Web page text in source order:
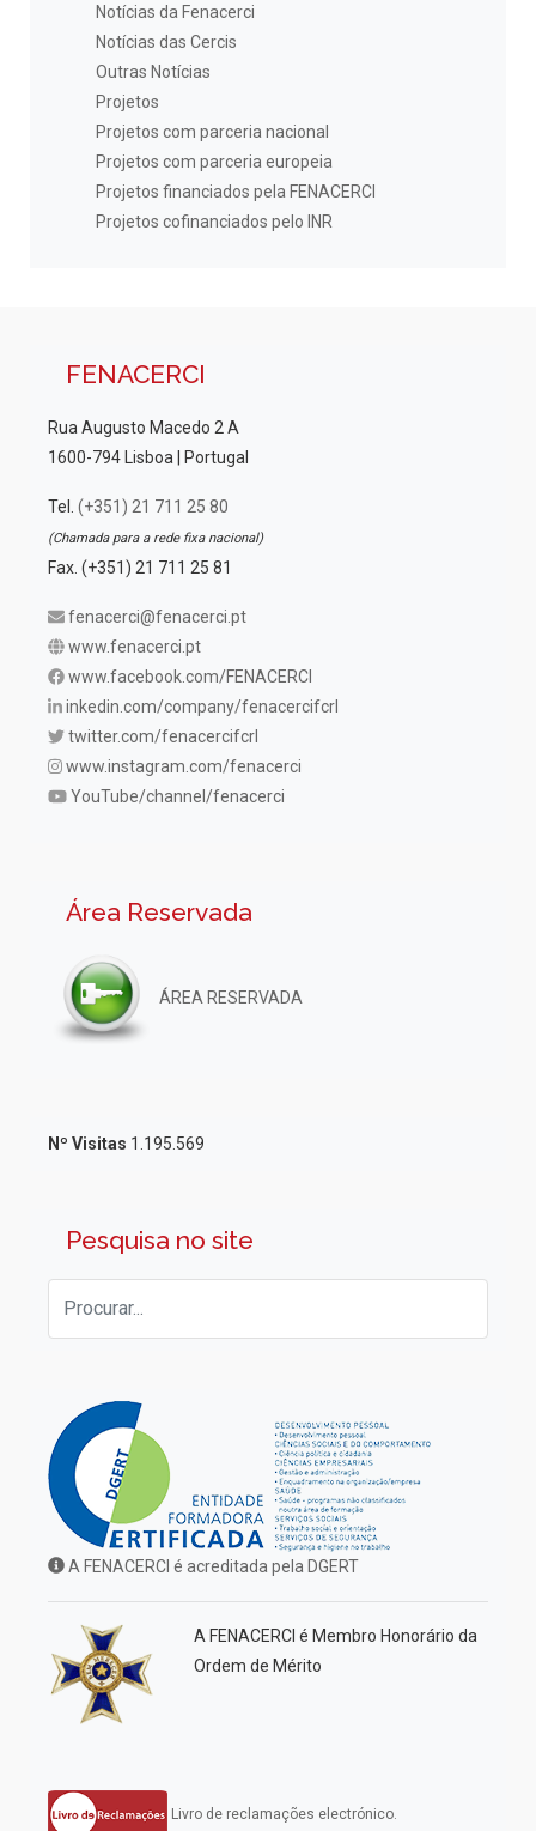
Notícias da Fenacerci
Notícias das Cercis
Outras Notícias
Projetos
Projetos com parceria nacional
Projetos com parceria europeia
Projetos financiados pela FENACERCI
Projetos cofinanciados pelo INR
FENACERCI
Rua Augusto Macedo 2 A
1600-794 Lisboa | Portugal
Tel. (+351) 21 711 25 80
(Chamada para a rede fixa nacional)
Fax. (+351) 21 711 25 81
fenacerci@fenacerci.pt
www.fenacerci.pt
www.facebook.com/FENACERCI
inkedin.com/company/fenacercifcrl
twitter.com/fenacercifcrl
www.instagram.com/fenacerci
YouTube/channel/fenacerci
Área Reservada
ÁREA RESERVADA
Nº Visitas 1.195.569
Pesquisa no site
A FENACERCI é acreditada pela DGERT
A FENACERCI é Membro Honorário da
Ordem de Mérito
Livro de reclamações electrónico.